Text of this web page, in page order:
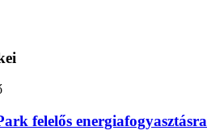
felelős energiafogyasztásra